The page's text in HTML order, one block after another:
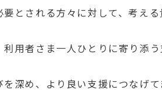
とされる方々に対して、考える
用者さま一人ひとりに寄り添
を深め、より良い支援につなげて